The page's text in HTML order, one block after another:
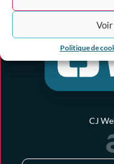
Politique de
CJ